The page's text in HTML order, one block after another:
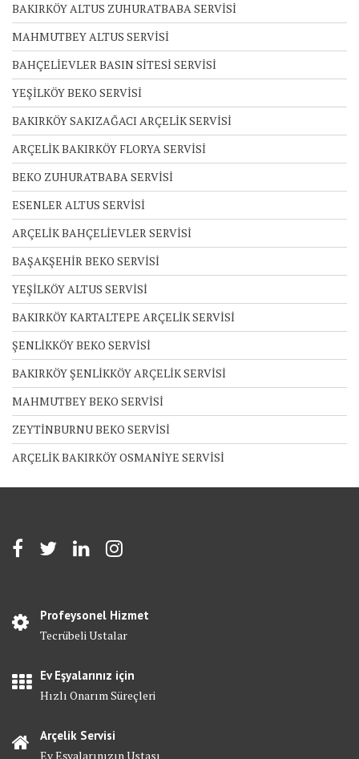
BAKIRKÖY ALTUS ZUHURATBABA SERVİSİ
MAHMUTBEY ALTUS SERVİSİ
BAHÇELİEVLER BASIN SİTESİ SERVİSİ
YEŞİLKÖY BEKO SERVİSİ
BAKIRKÖY SAKIZAĞACI ARÇELİK SERVİSİ
ARÇELİK BAKIRKÖY FLORYA SERVİSİ
BEKO ZUHURATBABA SERVİSİ
ESENLER ALTUS SERVİSİ
ARÇELİK BAHÇELİEVLER SERVİSİ
BAŞAKŞEHİR BEKO SERVİSİ
YEŞİLKÖY ALTUS SERVİSİ
BAKIRKÖY KARTALTEPE ARÇELİK SERVİSİ
ŞENLİKKÖY BEKO SERVİSİ
BAKIRKÖY ŞENLİKKÖY ARÇELİK SERVİSİ
MAHMUTBEY BEKO SERVİSİ
ZEYTİNBURNU BEKO SERVİSİ
ARÇELİK BAKIRKÖY OSMANİYE SERVİSİ
Profeysonel Hizmet
Tecrübeli Ustalar
Ev Eşyalarınız için
Hızlı Onarım Süreçleri
Arçelik Servisi
Ev Eşyalarınızın Ustası